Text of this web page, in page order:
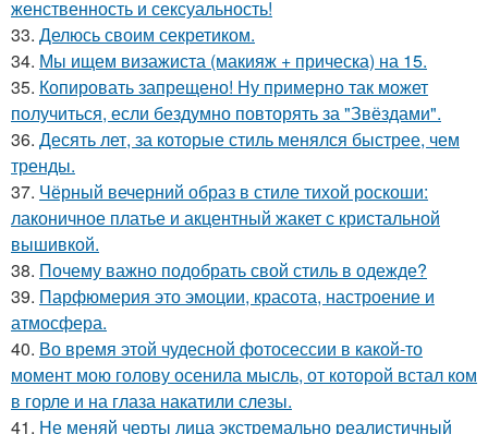
женственность и сексуальность!
33. Делюсь своим секретиком.
34. Мы ищем визажиста (макияж + прическа) на 15.
35. Копировать запрещено! Ну примерно так может
получиться, если бездумно повторять за "Звёздами".
36. Десять лет, за которые стиль менялся быстрее, чем
тренды.
37. Чёрный вечерний образ в стиле тихой роскоши:
лаконичное платье и акцентный жакет с кристальной
вышивкой.
38. Почему важно подобрать свой стиль в одежде?
39. Парфюмерия это эмоции, красота, настроение и
атмосфера.
40. Во время этой чудесной фотосессии в какой-то
момент мою голову осенила мысль, от которой встал ком
в горле и на глаза накатили слезы.
41. Не меняй черты лица экстремально реалистичный